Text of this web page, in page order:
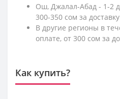
Ош, Джалал-Абад - 1-2
300-350 сом за доставку
В другие регионы в
оплате, от 300 сом за
Как купить?